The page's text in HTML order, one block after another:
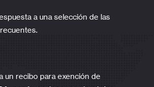
a una selección de las
un recibo para exención de